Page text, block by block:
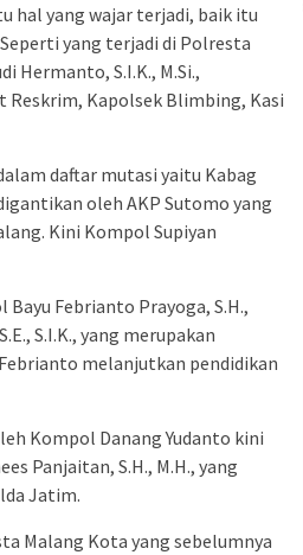
hal yang wajar terjadi, baik itu
yang terjadi di Polresta
Hermanto, S.I.K., M.Si.,
Reskrim, Kapolsek Blimbing, Kasi
daftar mutasi yaitu Kabag
oleh AKP Sutomo yang
Kini Kompol Supiyan
Febrianto Prayoga, S.H.,
S.I.K., yang merupakan
melanjutkan pendidikan
Kompol Danang Yudanto kini
Panjaitan, S.H., M.H., yang
Jatim.
Malang Kota yang sebelumnya